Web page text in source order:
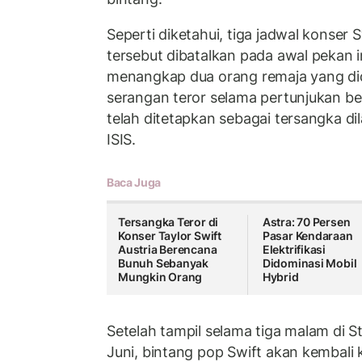
Seperti diketahui, tiga jadwal konser
tersebut dibatalkan pada awal pekan
menangkap dua orang remaja yang
serangan teror selama pertunjukan
telah ditetapkan sebagai tersangka
ISIS.
Baca Juga
Tersangka Teror di
Konser Taylor Swift
Austria Berencana
Bunuh Sebanyak
Mungkin Orang
Astra: 70 Persen
Pasar Kendaraan
Elektrifikasi
Didominasi Mobil
Hybrid
Setelah tampil selama tiga malam di
Juni, bintang pop Swift akan kembali